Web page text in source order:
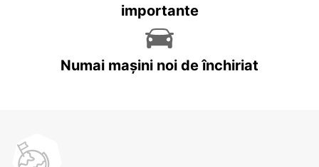
importante
Numai mașini noi de închiriat